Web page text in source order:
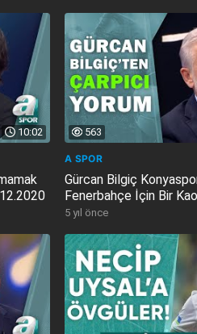
10:02 563
A SPOR
Gürcan Bilgiç
Fenerbahçe İçin Bir
Meydanı...
5 yıl önce